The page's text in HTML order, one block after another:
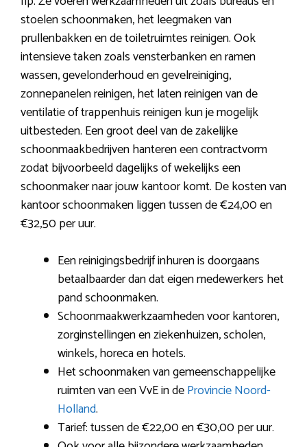
stoelen schoonmaken, het leegmaken van
prullenbakken en de toiletruimtes reinigen. Ook
intensieve taken zoals vensterbanken en ramen
wassen, gevelonderhoud en gevelreiniging,
zonnepanelen reinigen, het laten reinigen van de
ventilatie of trappenhuis reinigen kun je mogelijk
uitbesteden. Een groot deel van de zakelijke
schoonmaakbedrijven hanteren een contractvorm
zodat bijvoorbeeld dagelijks of wekelijks een
schoonmaker naar jouw kantoor komt. De kosten van
kantoor schoonmaken liggen tussen de €24,00 en
€32,50 per uur.
Een reinigingsbedrijf inhuren is doorgaans
betaalbaarder dan dat eigen medewerkers het
pand schoonmaken.
Schoonmaakwerkzaamheden voor kantoren,
zorginstellingen en ziekenhuizen, scholen,
winkels, horeca en hotels.
Het schoonmaken van gemeenschappelijke
ruimten van een VvE in deProvincie Noord-
Holland.
Tarief: tussen de €22,00 en €30,00 per uur.